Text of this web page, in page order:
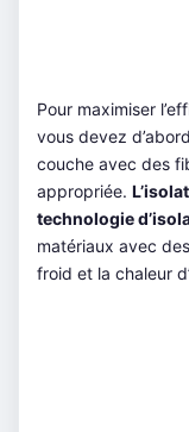
Pour maximiser
vous devez
couche avec des
appropriée.
technologie
matériaux avec
froid et la chaleur